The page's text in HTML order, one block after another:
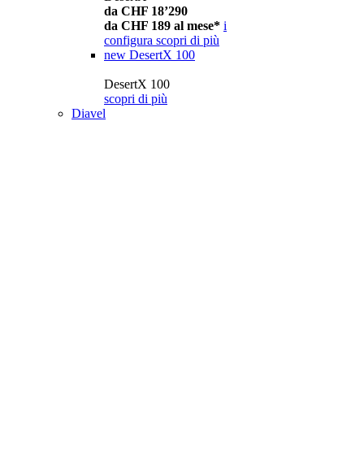
da CHF 18’290
da CHF 189 al mese* i
configura scopri di più
new DesertX 100
DesertX 100
scopri di più
Diavel